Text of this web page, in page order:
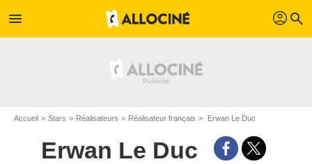
menu profil search
Accueil Stars Réalisateurs Réalisateur français Erwan Le Duc
Erwan Le Duc